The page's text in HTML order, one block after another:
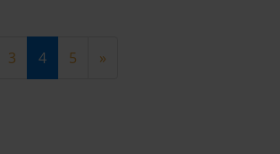
3 4(current)
5 »